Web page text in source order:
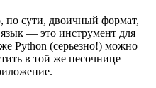
по сути, двоичный формат,
— это инструмент для
Python (серьезно!) можно
в той же песочнице